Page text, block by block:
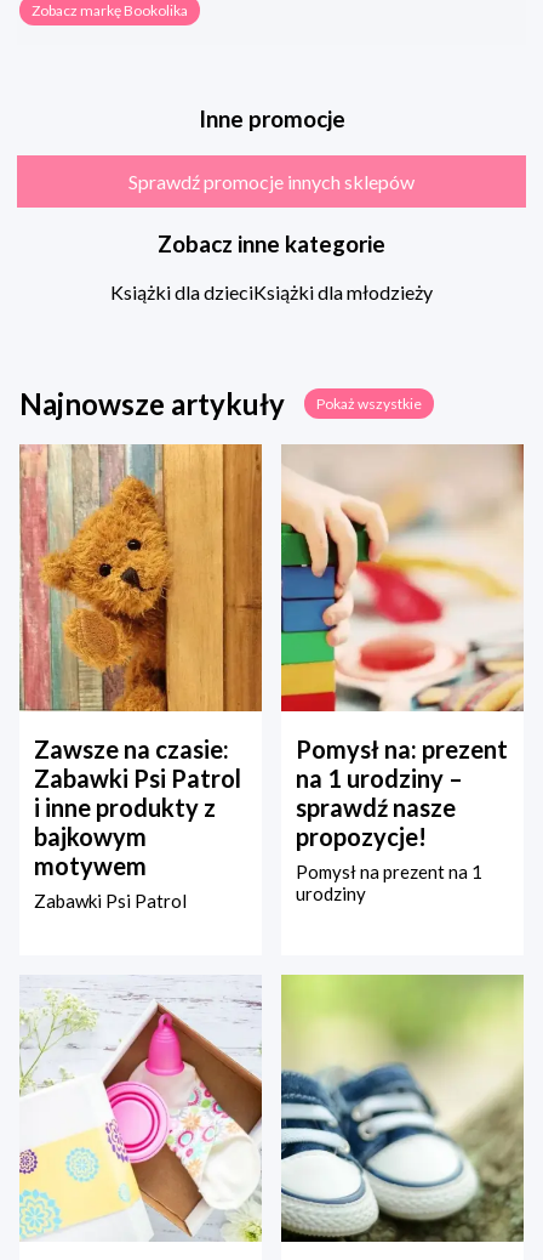
Zobacz markę Bookolika
Inne promocje
Sprawdź promocje innych sklepów
Zobacz inne kategorie
Książki dla dzieciKsiążki dla młodzieży
Najnowsze artykuły Pokaż wszystkie
Zawsze na czasie:
Zabawki Psi Patrol
i inne produkty z
bajkowym
motywem
Zabawki Psi Patrol
Pomysł na: prezent
na 1 urodziny –
sprawdź nasze
propozycje!
Pomysł na prezent na 1
urodziny